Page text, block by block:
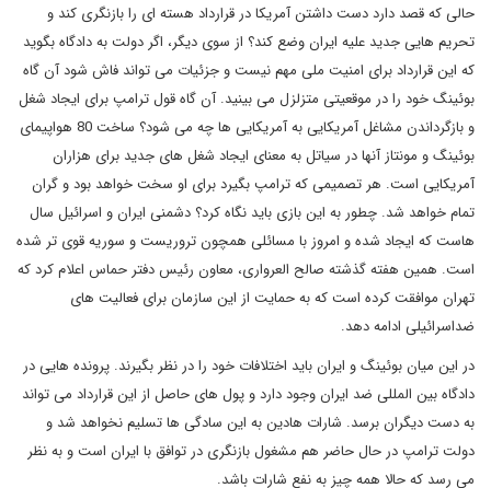
حالی که قصد دارد دست داشتن آمریکا در قرارداد هسته ای را بازنگری کند و
تحریم هایی جدید علیه ایران وضع کند؟ از سوی دیگر، اگر دولت به دادگاه بگوید
که این قرارداد برای امنیت ملی مهم نیست و جزئیات می تواند فاش شود آن گاه
بوئینگ خود را در موقعیتی متزلزل می بینید. آن گاه قول ترامپ برای ایجاد شغل
و بازگرداندن مشاغل آمریکایی به آمریکایی ها چه می شود؟ ساخت 80 هواپیمای
بوئینگ و مونتاز آنها در سیاتل به معنای ایجاد شغل های جدید برای هزاران
آمریکایی است. هر تصمیمی که ترامپ بگیرد برای او سخت خواهد بود و گران
تمام خواهد شد. چطور به این بازی باید نگاه کرد؟ دشمنی ایران و اسرائیل سال
هاست که ایجاد شده و امروز با مسائلی همچون تروریست و سوریه قوی تر شده
است. همین هفته گذشته صالح العرواری، معاون رئیس دفتر حماس اعلام کرد که
تهران موافقت کرده است که به حمایت از این سازمان برای فعالیت های
ضداسرائیلی ادامه دهد.
در این میان بوئینگ و ایران باید اختلافات خود را در نظر بگیرند. پرونده هایی در
دادگاه بین المللی ضد ایران وجود دارد و پول های حاصل از این قرارداد می تواند
به دست دیگران برسد. شارات هادین به این سادگی ها تسلیم نخواهد شد و
دولت ترامپ در حال حاضر هم مشغول بازنگری در توافق با ایران است و به نظر
می رسد که حالا همه چیز به نفع شارات باشد.